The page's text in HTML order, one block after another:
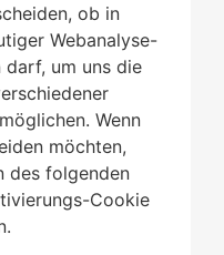
ob in
Webanalyse-
um uns die
Wenn
möchten,
des folgenden
Cookie